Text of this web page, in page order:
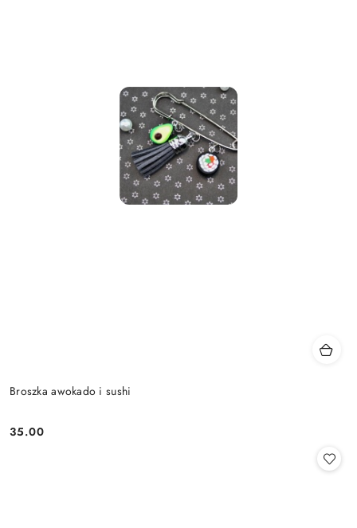
Broszka awokado i sushi
Cena:
35.00